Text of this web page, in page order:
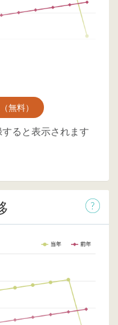
無料）
ると表示されます